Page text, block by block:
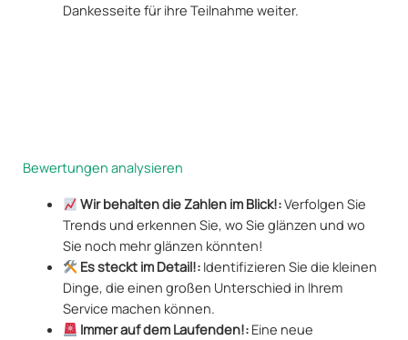
Dankesseite für ihre Teilnahme weiter.
Bewertungen analysieren
Wir behalten die Zahlen im Blick!:Verfolgen Sie
Trends und erkennen Sie, wo Sie glänzen und wo
Sie noch mehr glänzen könnten!
Es steckt im Detail!: Identifizieren Sie die kleinen
Dinge, die einen großen Unterschied in Ihrem
Service machen können.
Immer auf dem Laufenden!: Eine neue